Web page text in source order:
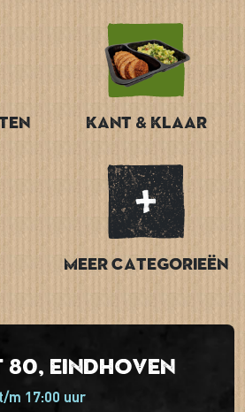
Kant & Klaar
Meer categorieën
Eindhoven
m 17:00 uur